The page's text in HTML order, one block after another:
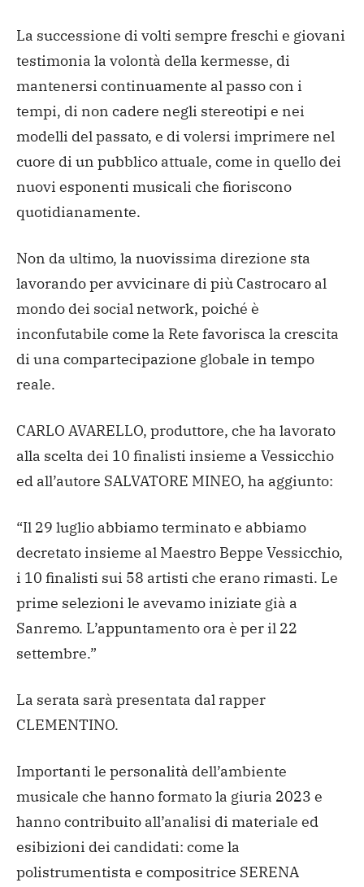
La successione di volti sempre freschi e giovani
testimonia la volontà della kermesse, di
mantenersi continuamente al passo con i
tempi, di non cadere negli stereotipi e nei
modelli del passato, e di volersi imprimere nel
cuore di un pubblico attuale, come in quello dei
nuovi esponenti musicali che fioriscono
quotidianamente.
Non da ultimo, la nuovissima direzione sta
lavorando per avvicinare di più Castrocaro al
mondo dei social network, poiché è
inconfutabile come la Rete favorisca la crescita
di una compartecipazione globale in tempo
reale.
CARLO AVARELLO, produttore, che ha lavorato
alla scelta dei 10 finalisti insieme a Vessicchio
ed all’autore SALVATORE MINEO, ha aggiunto:
“Il 29 luglio abbiamo terminato e abbiamo
decretato insieme al Maestro Beppe Vessicchio,
i 10 finalisti sui 58 artisti che erano rimasti. Le
prime selezioni le avevamo iniziate già a
Sanremo. L’appuntamento ora è per il 22
settembre.”
La serata sarà presentata dal rapper
CLEMENTINO.
Importanti le personalità dell’ambiente
musicale che hanno formato la giuria 2023 e
hanno contribuito all’analisi di materiale ed
esibizioni dei candidati: come la
polistrumentista e compositrice SERENA